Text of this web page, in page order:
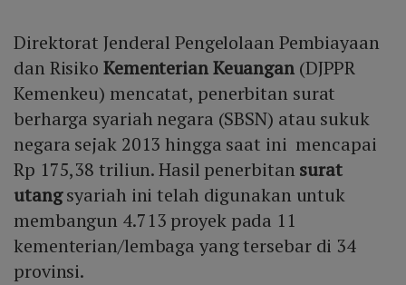
Direktorat Jenderal Pengelolaan Pembiayaan
dan Risiko Kementerian Keuangan (DJPPR
Kemenkeu) mencatat, penerbitan surat
berharga syariah negara (SBSN) atau sukuk
negara sejak 2013 hingga saat ini mencapai
Rp 175,38 triliun. Hasil penerbitan surat
utangsyariah ini telah digunakan untuk
membangun 4.713 proyek pada 11
kementerian/lembaga yang tersebar di 34
provinsi.